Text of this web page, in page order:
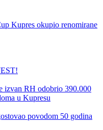
Kupres okupio renomirane
izvan RH odobrio 390.000
u Kupresu
povodom 50 godina